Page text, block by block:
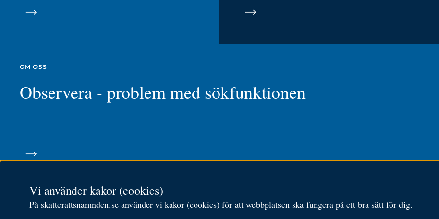
Vi använder kakor (cookies)
På skatterattsnamnden.se använder vi kakor (cookies) för att webbplatsen ska fungera på ett bra sätt för dig.
OM OSS
Observera - problem med sökfunktionen
Om cookies
Besöksadress: Karlavägen 108
Tel: